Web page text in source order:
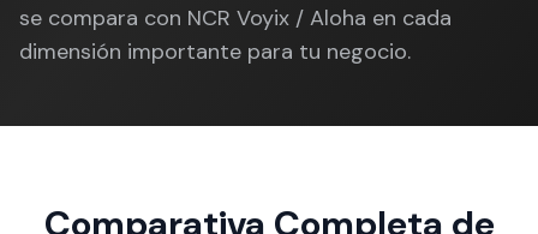
se compara con NCR Voyix / Aloha en cada
dimensión importante para tu negocio.
Comparativa Completa de